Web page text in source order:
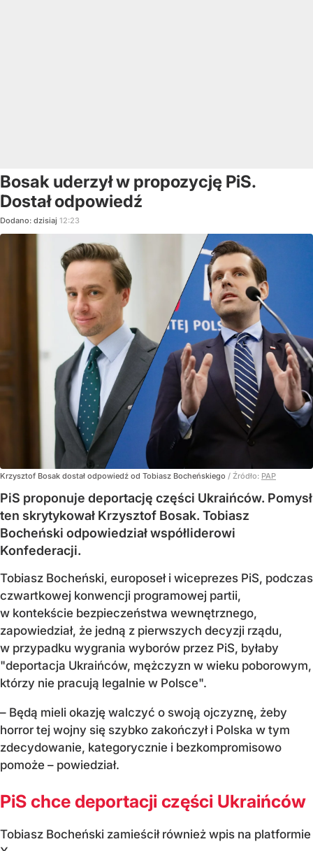
Bosak uderzył w propozycję PiS.
Dostał odpowiedź
Dodano: dzisiaj 12:23
Krzysztof Bosak dostał odpowiedź od Tobiasz Bocheńskiego / Źródło: PAP
PiS proponuje deportację części Ukraińców. Pomysł
ten skrytykował Krzysztof Bosak. Tobiasz
Bocheński odpowiedział współliderowi
Konfederacji.
Tobiasz Bocheński, europoseł i wiceprezes PiS, podczas
czwartkowej konwencji programowej partii,
w kontekście bezpieczeństwa wewnętrznego,
zapowiedział, że jedną z pierwszych decyzji rządu,
w przypadku wygrania wyborów przez PiS, byłaby
"deportacja Ukraińców, mężczyzn w wieku poborowym,
którzy nie pracują legalnie w Polsce".
– Będą mieli okazję walczyć o swoją ojczyznę, żeby
horror tej wojny się szybko zakończył i Polska w tym
zdecydowanie, kategorycznie i bezkompromisowo
pomoże – powiedział.
PiS chce deportacji części Ukraińców
Tobiasz Bocheński zamieścił również wpis na platformie